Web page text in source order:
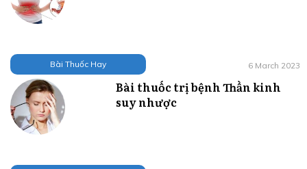
Bài Thuốc Hay 6 March 2023
Bài thuốc trị bệnh Thần kinh
suy nhược